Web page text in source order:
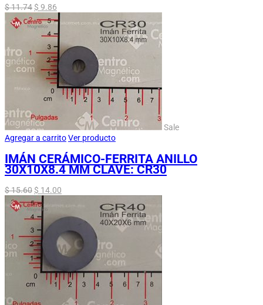
$11.74 $ 9.86
Sale
Agregar a carritoVer producto
IMÁN CERÁMICO-FERRITA ANILLO
30X10X8.4 MM CLAVE: CR30
$15.60 $ 14.00